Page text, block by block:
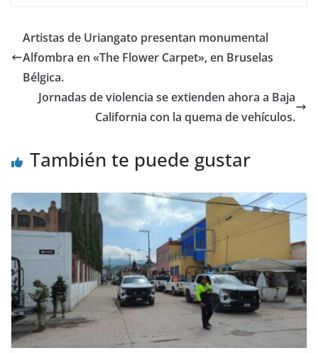
o
o
k
p
p
n
Artistas de Uriangato presentan monumental
Alfombra en «The Flower Carpet», en Bruselas
Bélgica.
Jornadas de violencia se extienden ahora a Baja
California con la quema de vehículos.
También te puede gustar